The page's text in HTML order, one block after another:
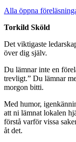
Alla öppna
Torkild Sköld
Det viktigaste
över dig själv.
Du lämnar inte en
trevligt.” Du lämnar
morgon bitti.
Med humor,
att ni lämnat lokalen
förstå varför vissa
åt det.